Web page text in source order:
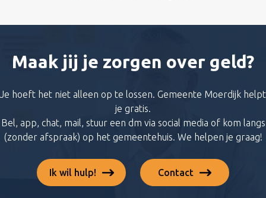
Maak jij je zorgen over geld?
Je hoeft het niet alleen op te lossen. Gemeente Moerdijk helpt
je gratis.
Bel, app, chat, mail, stuur een dm via social media of kom langs
(zonder afspraak) op het gemeentehuis. We helpen je graag!
Ik wil hulp! Contact